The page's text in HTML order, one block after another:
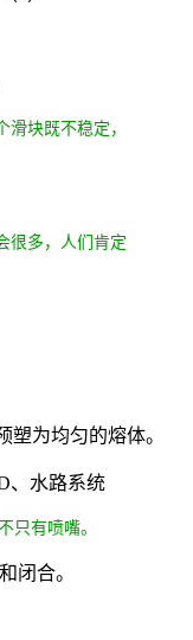
块既不稳定，
很多，人们肯定
塑为均匀的熔体。
、水路系统
只有喷嘴。
闭合。